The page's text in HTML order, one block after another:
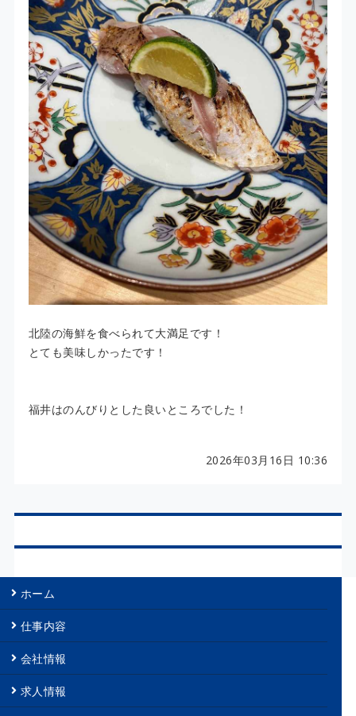
北陸の海鮮を食べられて大満足です！
とても美味しかったです！
福井はのんびりとした良いところでした！
2026年03月16日 10:36
ホーム
仕事内容
会社情報
求人情報